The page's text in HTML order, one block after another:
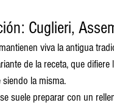
Cuglieri,
viva la antigua
de la receta, que
la misma.
suele preparar con un